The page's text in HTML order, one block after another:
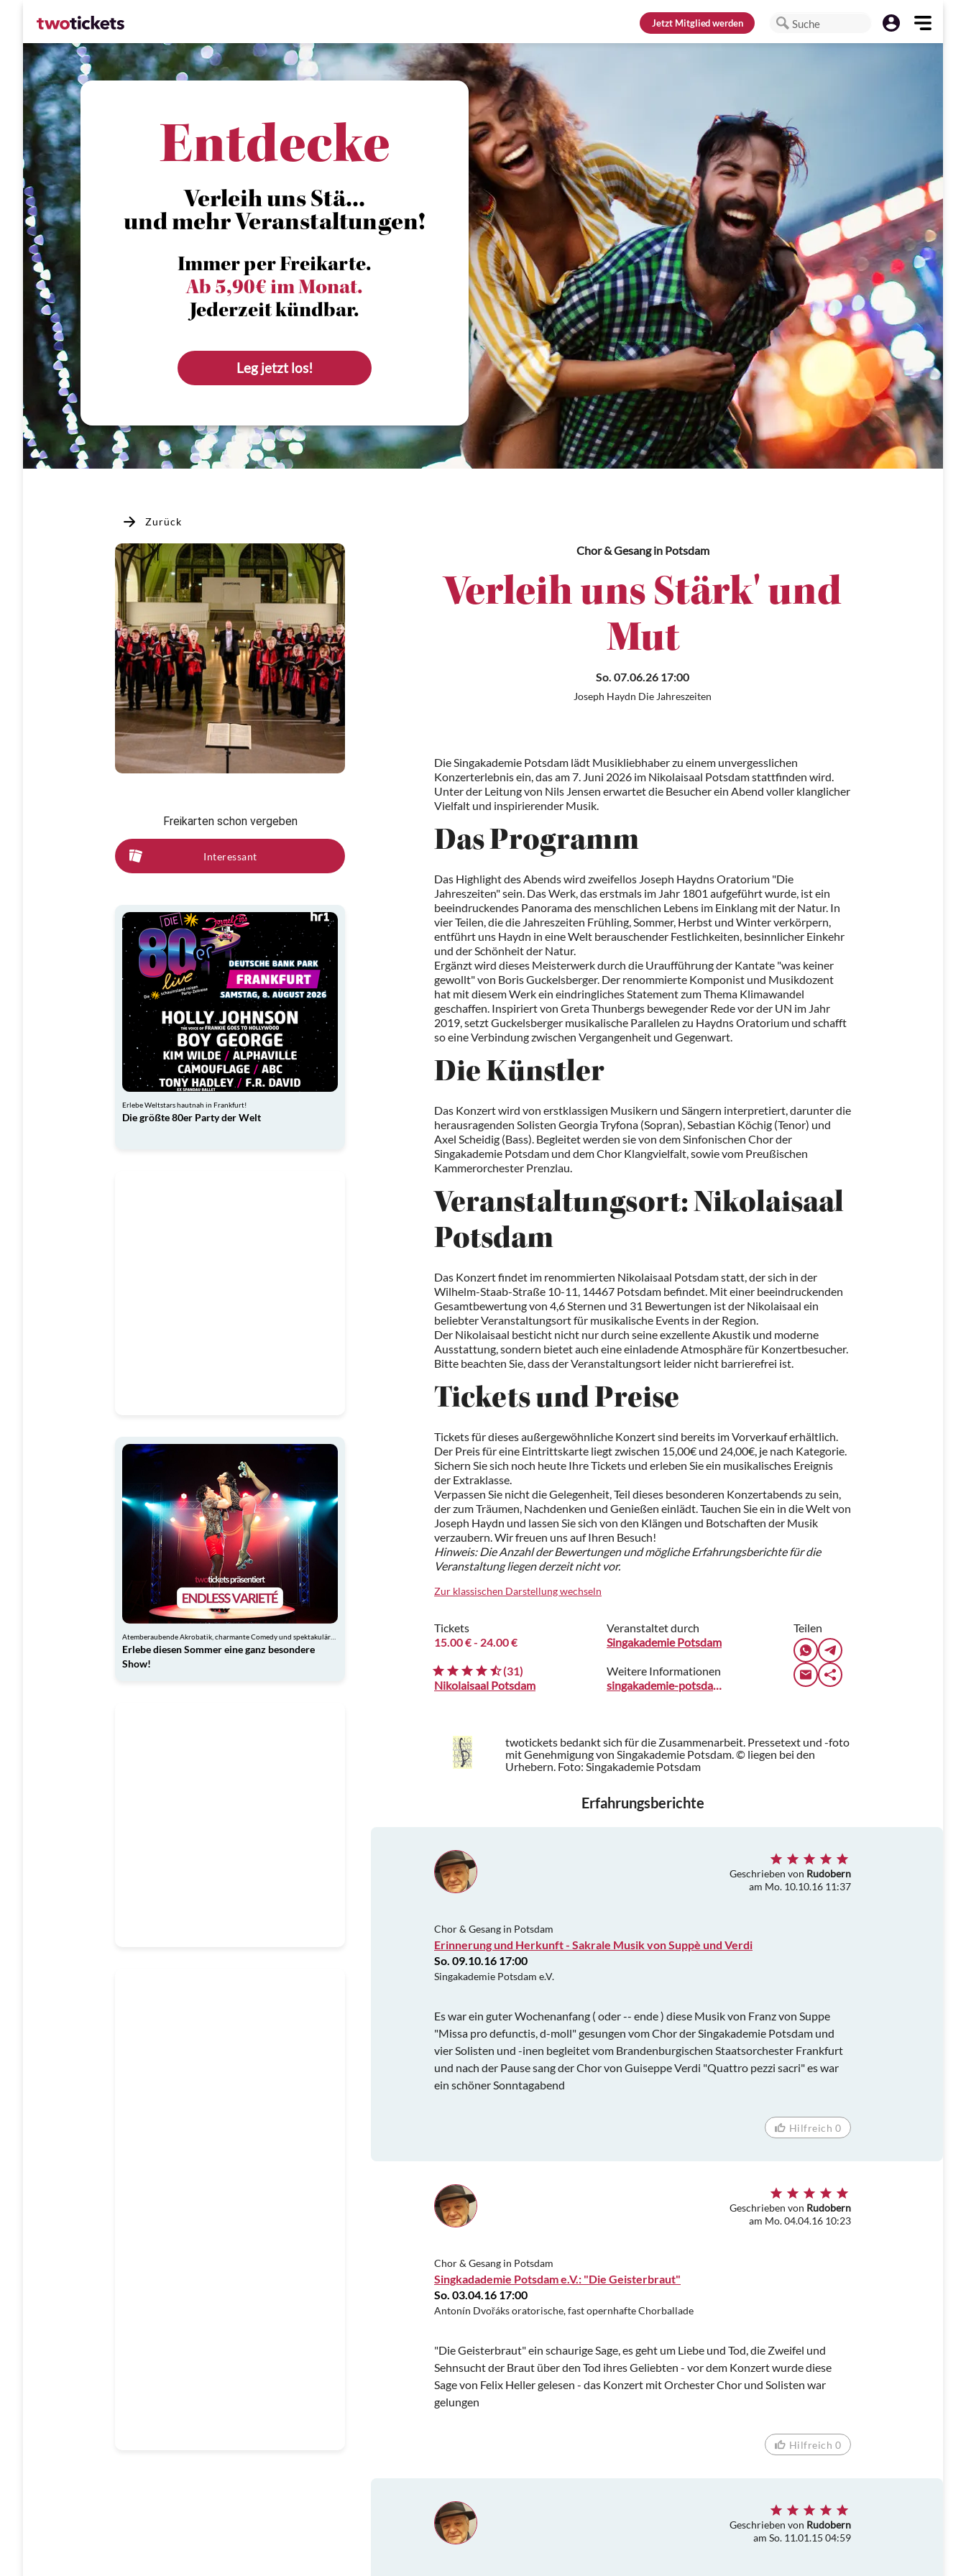
JetztMitglied werden Suche
Entdecke
Verleih uns Stä...
und mehr Veranstaltungen!
Immer per Freikarte.
Ab 5,90€ im Monat.
Jederzeit kündbar.
Leg jetzt los!
Zurück
Freikarten schon vergeben
Interessant
Erlebe Weltstars hautnah in Frankfurt!
Die größte 80er Party der Welt
Erlebe diesen Sommer eine ganz besondere
Show!
Chor & Gesangin Potsdam
Verleih uns Stärk' und
Mut
So. 07.06.26 17:00
Joseph Haydn Die Jahreszeiten
Die Singakademie Potsdam lädt Musikliebhaber zu einem unvergesslichen
Konzerterlebnis ein, das am 7. Juni 2026 im Nikolaisaal Potsdam stattfinden wird.
Unter der Leitung von Nils Jensen erwartet die Besucher ein Abend voller klanglicher
Vielfalt und inspirierender Musik.
Das Programm
Das Highlight des Abends wird zweifellos Joseph Haydns Oratorium "Die
Jahreszeiten" sein. Das Werk, das erstmals im Jahr 1801 aufgeführt wurde, ist ein
beeindruckendes Panorama des menschlichen Lebens im Einklang mit der Natur. In
vier Teilen, die die Jahreszeiten Frühling, Sommer, Herbst und Winter verkörpern,
entführt uns Haydn in eine Welt berauschender Festlichkeiten, besinnlicher Einkehr
und der Schönheit der Natur.
Ergänzt wird dieses Meisterwerk durch die Uraufführung der Kantate "was keiner
gewollt" von Boris Guckelsberger. Der renommierte Komponist und Musikdozent
hat mit diesem Werk ein eindringliches Statement zum Thema Klimawandel
geschaffen. Inspiriert von Greta Thunbergs bewegender Rede vor der UN im Jahr
2019, setzt Guckelsberger musikalische Parallelen zu Haydns Oratorium und schafft
so eine Verbindung zwischen Vergangenheit und Gegenwart.
Die Künstler
Das Konzert wird von erstklassigen Musikern und Sängern interpretiert, darunter die
herausragenden Solisten Georgia Tryfona (Sopran), Sebastian Köchig (Tenor) und
Axel Scheidig (Bass). Begleitet werden sie von dem Sinfonischen Chor der
Singakademie Potsdam und dem Chor Klangvielfalt, sowie vom Preußischen
Kammerorchester Prenzlau.
Veranstaltungsort: Nikolaisaal
Potsdam
Das Konzert findet im renommierten Nikolaisaal Potsdam statt, der sich in der
Wilhelm-Staab-Straße 10-11, 14467 Potsdam befindet. Mit einer beeindruckenden
Gesamtbewertung von 4,6 Sternen und 31 Bewertungen ist der Nikolaisaal ein
beliebter Veranstaltungsort für musikalische Events in der Region.
Der Nikolaisaal besticht nicht nur durch seine exzellente Akustik und moderne
Ausstattung, sondern bietet auch eine einladende Atmosphäre für Konzertbesucher.
Bitte beachten Sie, dass der Veranstaltungsort leider nicht barrierefrei ist.
Tickets und Preise
Tickets für dieses außergewöhnliche Konzert sind bereits im Vorverkauf erhältlich.
Der Preis für eine Eintrittskarte liegt zwischen 15,00€ und 24,00€, je nach Kategorie.
Sichern Sie sich noch heute Ihre Tickets und erleben Sie ein musikalisches Ereignis
der Extraklasse.
Verpassen Sie nicht die Gelegenheit, Teil dieses besonderen Konzertabends zu sein,
der zum Träumen, Nachdenken und Genießen einlädt. Tauchen Sie ein in die Welt von
Joseph Haydn und lassen Sie sich von den Klängen und Botschaften der Musik
verzaubern. Wir freuen uns auf Ihren Besuch!
Hinweis: Die Anzahl der Bewertungen und mögliche Erfahrungsberichte für die
Veranstaltung liegen derzeit nicht vor.
Zur klassischen Darstellung wechseln
Tickets
15.00 €- 24.00 €
(31)
Nikolaisaal Potsdam
Veranstaltet durch
Singakademie Potsdam
Weitere Informationen
singakademie-potsdam.de
Teilen
twotickets bedankt sich für die Zusammenarbeit. Pressetext und -foto
mit Genehmigung von Singakademie Potsdam. © liegen bei den
Urhebern. Foto: Singakademie Potsdam
Erfahrungsberichte
Geschrieben von Rudobern
am Mo. 10.10.16 11:37
Chor & Gesang in Potsdam
Erinnerung und Herkunft - Sakrale Musik von Suppè und Verdi
So. 09.10.16 17:00
Singakademie Potsdam e.V.
Es war ein guter Wochenanfang ( oder -- ende ) diese Musik von Franz von Suppe
"Missa pro defunctis, d-moll" gesungen vom Chor der Singakademie Potsdam und
vier Solisten und -inen begleitet vom Brandenburgischen Staatsorchester Frankfurt
und nach der Pause sang der Chor von Guiseppe Verdi "Quattro pezzi sacri" es war
ein schöner Sonntagabend
Hilfreich 0
Geschrieben von Rudobern
am Mo. 04.04.16 10:23
Chor & Gesang in Potsdam
Singkadademie Potsdam e.V.: "Die Geisterbraut"
So. 03.04.16 17:00
Antonín Dvořáks oratorische, fast opernhafte Chorballade
"Die Geisterbraut" ein schaurige Sage, es geht um Liebe und Tod, die Zweifel und
Sehnsucht der Braut über den Tod ihres Geliebten - vor dem Konzert wurde diese
Sage von Felix Heller gelesen - das Konzert mit Orchester Chor und Solisten war
gelungen
Hilfreich 0
Geschrieben von Rudobern
am So. 11.01.15 04:59